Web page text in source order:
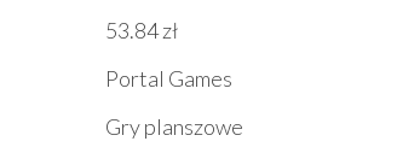
53.84 zł
Portal Games
Gry planszowe